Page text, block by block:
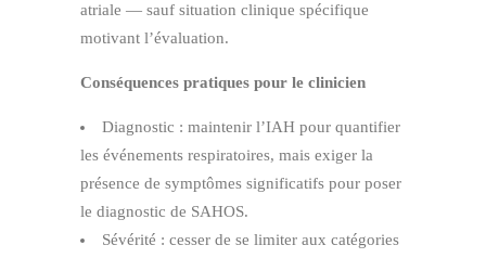
atriale — sauf situation clinique spécifique
motivant l’évaluation.
Conséquences pratiques pour le clinicien
Diagnostic : maintenir l’IAH pour quantifier
les événements respiratoires, mais exiger la
présence de symptômes significatifs pour poser
le diagnostic de SAHOS.
Sévérité : cesser de se limiter aux catégories